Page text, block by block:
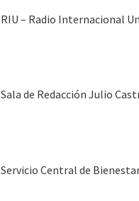
RIU – Radio Internacional
Sala de Redacción Julio
Servicio Central de